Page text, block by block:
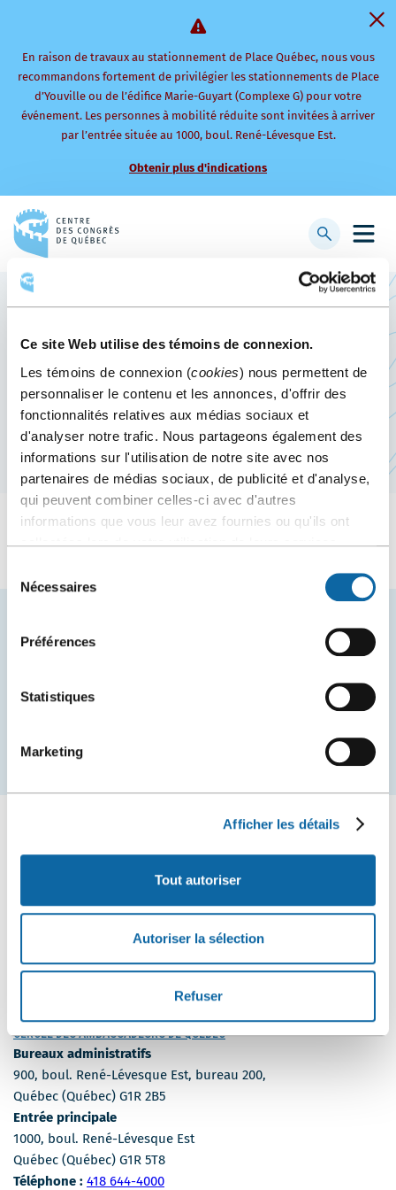
Ce site Web utilise des témoins de connexion.
Les témoins de connexion (cookies) nous permettent de
personnaliser le contenu et les annonces, d'offrir des
fonctionnalités relatives aux médias sociaux et
d'analyser notre trafic. Nous partageons également des
informations sur l'utilisation de notre site avec nos
partenaires de médias sociaux, de publicité et d'analyse,
qui peuvent combiner celles-ci avec d'autres
informations que vous leur avez fournies ou qu'ils ont
collectées lors de votre utilisation de leurs services.
Nécessaires
Préférences
Statistiques
Marketing
Afficher les détails
Tout autoriser
Autoriser la sélection
Refuser
En raison de travaux au stationnement de Place Québec, nous vous
recommandons fortement de privilégier les stationnements de Place
d’Youville ou de l’édifice Marie-Guyart (Complexe G) pour votre
événement. Les personnes à mobilité réduite sont invitées à arriver
par l’entrée située au 1000, boul. René-Lévesque Est.
Obtenir plus d'indications
à
menu
Afficher
barre
ÉDUCTOUR (2018)
10 février 2025
À venir
Centre des congrès de Québec.
COURRIEL
Suivez-
Facebook
Suivez-
Instagram
Suivez-
LinkedIn
BLOGUE
POLITIQUE DE CONFIDENTIALITÉ
CERCLE DES AMBASSADEURS DE QUÉBEC
Bureaux administratifs
900, boul. René-Lévesque Est, bureau 200,
Québec (Québec) G1R 2B5
Entrée principale
1000, boul. René-Lévesque Est
Québec (Québec) G1R 5T8
Téléphone : Numéro de téléphone
418 644-4000